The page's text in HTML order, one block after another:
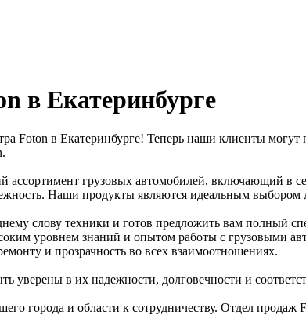
в Екатеринбурге
Foton в Екатеринбурге! Теперь наши клиенты
ассортимент грузовых автомобилей, включающий в
Наши продукты являются идеальным
слову техники и готов предложить вам полный
уровнем знаний и опытом работы с грузовыми
и прозрачность во всех взаимоотношениях.
уверены в их надежности, долговечности и
города и области к сотрудничеству. Отдел продаж